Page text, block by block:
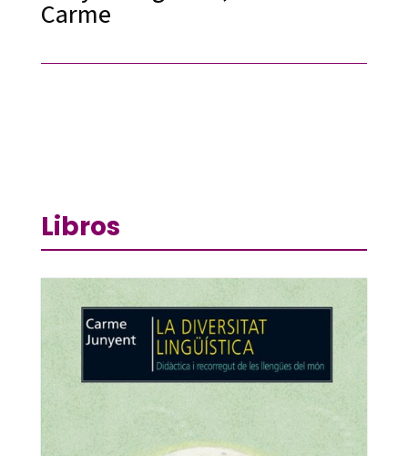
Carme
Libros